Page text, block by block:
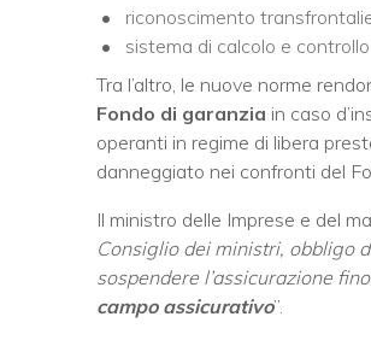
riconoscimento
sistema di calcolo e
Tra l’altro, le nuove norme
Fondo di garanzia in caso
operanti in regime di libera
danneggiato nei confronti del
Il ministro delle Imprese e del
Consiglio dei ministri, obbligo
sospendere l’assicurazione
campo assicurativo”.